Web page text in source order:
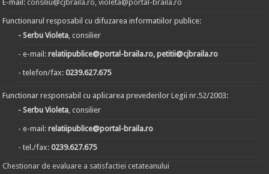
E-mail:consiliu@cjbraila.ro,violeta@portal-braila.ro
Functionarul resposabil cu difuzarea informatiilor publice:
- Serbu Violeta, consilier
- e-mail:relatiipublice@portal-braila.ro, petitii@cjbraila.ro
- telefon/fax:0239.627.675
Functionar responsabil cu aplicarea prevederilor Legii nr.52/2003:
- Serbu Violeta, consilier
- e-mail:relatiipublice@portal-braila.ro
- tel./fax:0239.627.675
Chestionar de evaluare a satisfactiei cetateanului